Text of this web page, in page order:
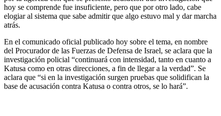
hoy se comprende fue insuficiente, pero que por otro lado, cabe
elogiar al sistema que sabe admitir que algo estuvo mal y dar marcha
atrás.
En el comunicado oficial publicado hoy sobre el tema, en nombre
del Procurador de las Fuerzas de Defensa de Israel, se aclara que la
investigación policial “continuará con intensidad, tanto en cuanto a
Katusa como en otras direcciones, a fin de llegar a la verdad”. Se
aclara que “si en la investigación surgen pruebas que solidifican la
base de acusación contra Katusa o contra otros, se lo hará”.